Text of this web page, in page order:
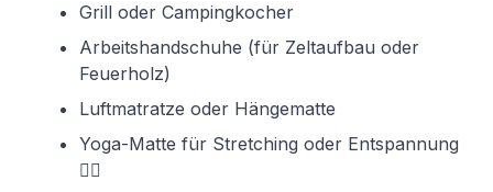
Grill oder Campingkocher
Arbeitshandschuhe (für Zeltaufbau oder
Feuerholz)
Luftmatratze oder Hängematte
Yoga-Matte für Stretching oder Entspannung
🧘‍♀️